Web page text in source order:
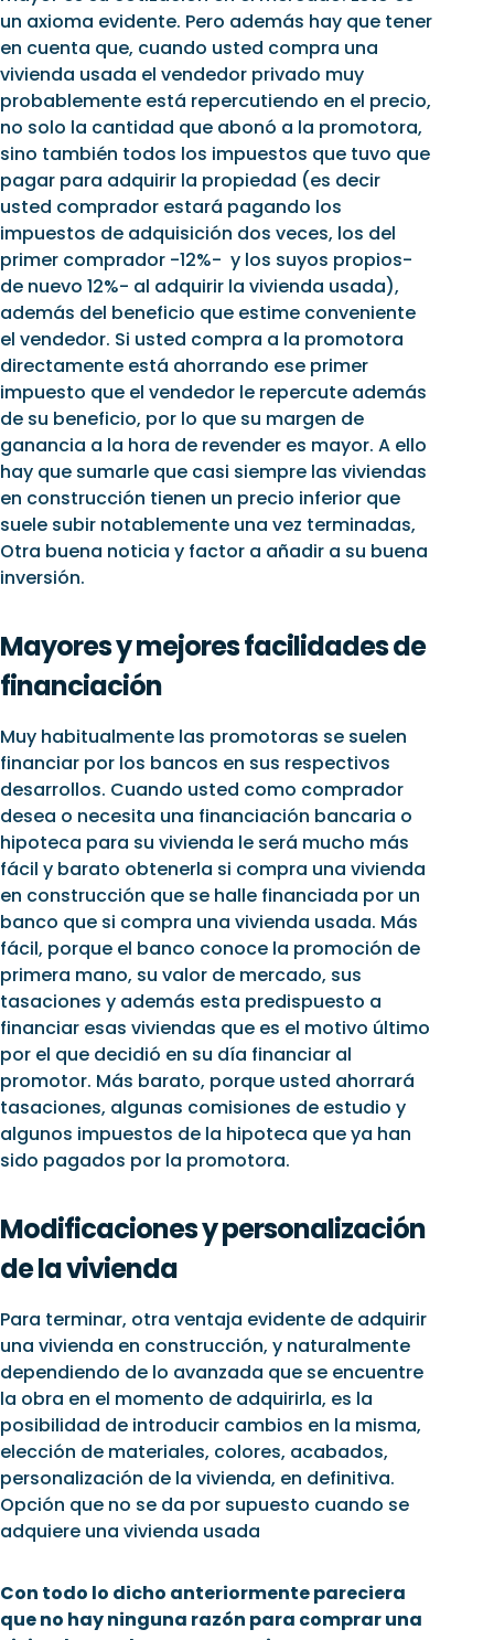
un axioma evidente. Pero además hay que tener
en cuenta que, cuando usted compra una
vivienda usada el vendedor privado muy
probablemente está repercutiendo en el precio,
no solo la cantidad que abonó a la promotora,
sino también todos los impuestos que tuvo que
pagar para adquirir la propiedad (es decir
usted comprador estará pagando los
impuestos de adquisición dos veces, los del
primer comprador -12%- y los suyos propios-
de nuevo 12%- al adquirir la vivienda usada),
además del beneficio que estime conveniente
el vendedor. Si usted compra a la promotora
directamente está ahorrando ese primer
impuesto que el vendedor le repercute además
de su beneficio, por lo que su margen de
ganancia a la hora de revender es mayor. A ello
hay que sumarle que casi siempre las viviendas
en construcción tienen un precio inferior que
suele subir notablemente una vez terminadas,
Otra buena noticia y factor a añadir a su buena
inversión.
Mayores y mejores facilidades de
financiación
Muy habitualmente las promotoras se suelen
financiar por los bancos en sus respectivos
desarrollos. Cuando usted como comprador
desea o necesita una financiación bancaria o
hipoteca para su vivienda le será mucho más
fácil y barato obtenerla si compra una vivienda
en construcción que se halle financiada por un
banco que si compra una vivienda usada. Más
fácil, porque el banco conoce la promoción de
primera mano, su valor de mercado, sus
tasaciones y además esta predispuesto a
financiar esas viviendas que es el motivo último
por el que decidió en su día financiar al
promotor. Más barato, porque usted ahorrará
tasaciones, algunas comisiones de estudio y
algunos impuestos de la hipoteca que ya han
sido pagados por la promotora.
Modificaciones y personalización
de la vivienda
Para terminar, otra ventaja evidente de adquirir
una vivienda en construcción, y naturalmente
dependiendo de lo avanzada que se encuentre
la obra en el momento de adquirirla, es la
posibilidad de introducir cambios en la misma,
elección de materiales, colores, acabados,
personalización de la vivienda, en definitiva.
Opción que no se da por supuesto cuando se
adquiere una vivienda usada
Con todo lo dicho anteriormente pareciera
que no hay ninguna razón para comprar una